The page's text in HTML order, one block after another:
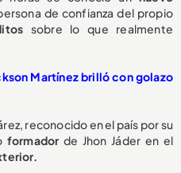
de confianza del propio
sobre lo que realmente
Martínez brilló con golazo
reconocido en el país por su
formador de Jhon Jáder en el